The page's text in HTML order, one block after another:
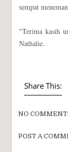
sempat
"Terima kasih
Nathalie.
Share This:
NO
POST A